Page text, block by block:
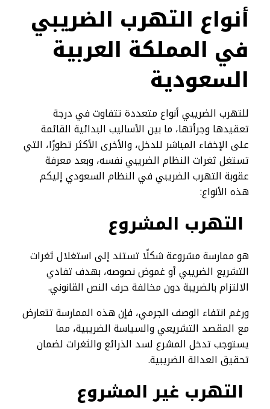
أنواع التهرب الضريبي
في المملكة العربية
السعودية
للتهرب الضريبي أنواع متعددة تتفاوت في درجة
تعقيدها وجرأتها، ما بين الأساليب البدائية القائمة
على الإخفاء المباشر للدخل، والأخرى الأكثر تطورًا، التي
تستغل ثغرات النظام الضريبي نفسه، وبعد معرفة
عقوبة التهرب الضريبي في النظام السعودي إليكم
هذه الأنواع:
التهرب المشروع
هو ممارسة مشروعة شكلًا تستند إلى استغلال ثغرات
التشريع الضريبي أو غموض نصوصه، بهدف تفادي
الالتزام بالضريبة دون مخالفة حرف النص القانوني.
ورغم انتفاء الوصف الجرمي، فإن هذه الممارسة تتعارض
مع المقصد التشريعي والسياسة الضريبية، مما
يستوجب تدخل المشرع لسد الذرائع والثغرات لضمان
تحقيق العدالة الضريبية.
التهرب غير المشروع